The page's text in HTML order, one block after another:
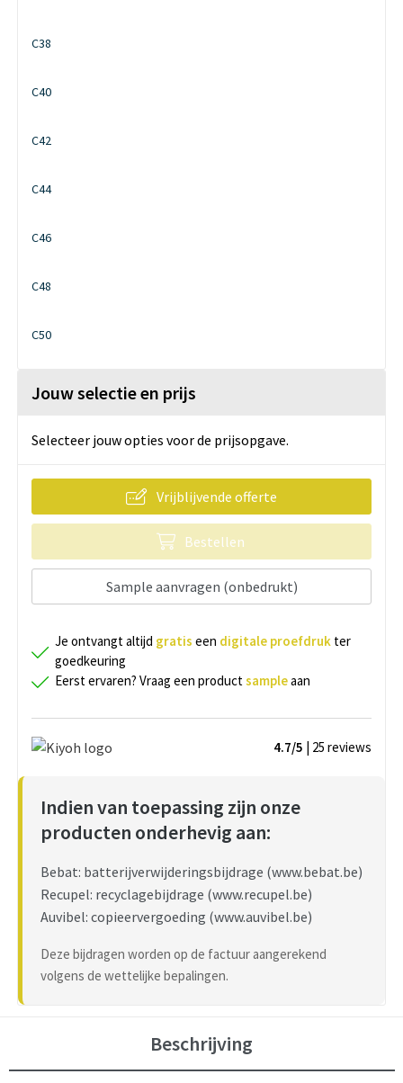
C38
C40
C42
C44
C46
C48
C50
Jouw selectie en prijs
Selecteer jouw opties voor de prijsopgave.
Vrijblijvende offerte
Bestellen
Sample aanvragen (onbedrukt)
Je ontvangt altijd gratis een digitale proefdruk ter
goedkeuring
Eerst ervaren? Vraag een productsampleaan
4.7/5 | 25 reviews
Indien van toepassing zijn onze
producten onderhevig aan:
Bebat: batterijverwijderingsbijdrage (www.bebat.be)
Recupel: recyclagebijdrage (www.recupel.be)
Auvibel: copieervergoeding (www.auvibel.be)
Deze bijdragen worden op de factuur aangerekend
volgens de wettelijke bepalingen.
Beschrijving